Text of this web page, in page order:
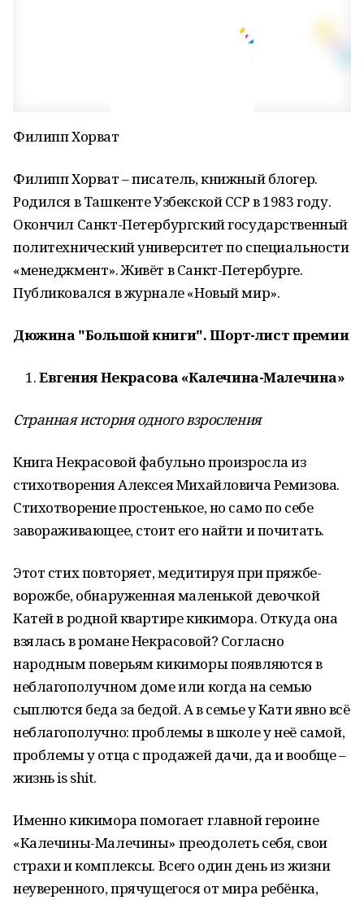
Филипп Хорват
Филипп Хорват – писатель, книжный блогер.
Родился в Ташкенте Узбекской ССР в 1983 году.
Окончил Санкт-Петербургский государственный
политехнический университет по специальности
«менеджмент». Живёт в Санкт-Петербурге.
Публиковался в журнале «Новый мир».
Дюжина "Большой книги". Шорт-лист премии
Евгения Некрасова «Калечина-Малечина»
Странная история одного взросления
Книга Некрасовой фабульно произросла из
стихотворения Алексея Михайловича Ремизова.
Стихотворение простенькое, но само по себе
завораживающее, стоит его найти и почитать.
Этот стих повторяет, медитируя при пряжбе-
ворожбе, обнаруженная маленькой девочкой
Катей в родной квартире кикимора. Откуда она
взялась в романе Некрасовой? Согласно
народным поверьям кикиморы появляются в
неблагополучном доме или когда на семью
сыплются беда за бедой. А в семье у Кати явно всё
неблагополучно: проблемы в школе у неё самой,
проблемы у отца с продажей дачи, да и вообще –
жизнь is shit.
Именно кикимора помогает главной героине
«Калечины-Малечины» преодолеть себя, свои
страхи и комплексы. Всего один день из жизни
неуверенного, прячущегося от мира ребёнка,